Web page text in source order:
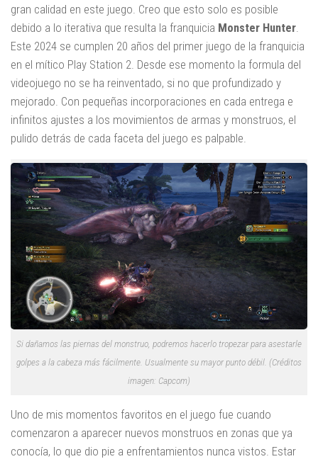
gran calidad en este juego. Creo que esto solo es posible
debido a lo iterativa que resulta la franquicia Monster Hunter.
Este 2024 se cumplen 20 años del primer juego de la franquicia
en el mítico Play Station 2. Desde ese momento la formula del
videojuego no se ha reinventado, si no que profundizado y
mejorado. Con pequeñas incorporaciones en cada entrega e
infinitos ajustes a los movimientos de armas y monstruos, el
pulido detrás de cada faceta del juego es palpable.
Si dañamos las piernas del monstruo, podremos hacerlo tropezar para asestarle
golpes a la cabeza más fácilmente. Usualmente su mayor punto débil. (Créditos
imagen: Capcom)
Uno de mis momentos favoritos en el juego fue cuando
comenzaron a aparecer nuevos monstruos en zonas que ya
conocía, lo que dio pie a enfrentamientos nunca vistos. Estar